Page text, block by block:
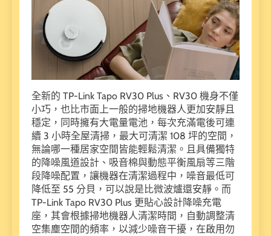
全新的 TP-Link Tapo RV30 Plus、RV30 機身不僅
小巧，也比市面上一般的掃地機器人更加安靜且
穩定，同時擁有大電量電池，每次充滿電後可連
續 3 小時全屋清掃，最大可清潔 108 坪的空間，
無論哪一種居家空間皆能輕鬆清潔。且具備獨特
的降噪風道設計、吸音棉與動態平衡風扇等三階
段降噪配置，讓機器在清潔過程中，噪音最低可
降低至 55 分貝，可以說是比微波爐還安靜。而
TP-Link Tapo RV30 Plus 更貼心設計降噪充電
座，其會根據掃地機器人清潔時間，自動調整清
空集塵空間的頻率，以減少噪音干擾，在啟用勿